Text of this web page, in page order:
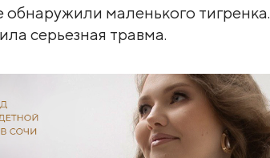
маленького тигренка.
серьезная травма.